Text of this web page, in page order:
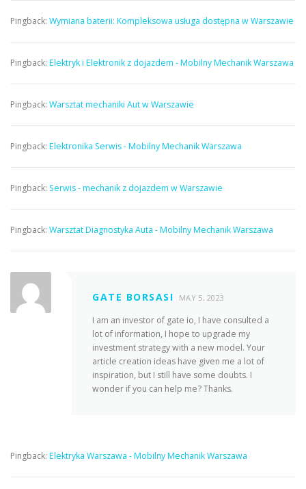
Pingback: Wymiana baterii: Kompleksowa usługa dostępna w Warszawie
Pingback: Elektryk i Elektronik z dojazdem - Mobilny Mechanik Warszawa
Pingback: Warsztat mechaniki Aut w Warszawie
Pingback: Elektronika Serwis - Mobilny Mechanik Warszawa
Pingback: Serwis - mechanik z dojazdem w Warszawie
Pingback: Warsztat Diagnostyka Auta - Mobilny Mechanik Warszawa
GATE BORSASI MAY 5, 2023
I am an investor of gate io, I have consulted a
lot of information, I hope to upgrade my
investment strategy with a new model. Your
article creation ideas have given me a lot of
inspiration, but I still have some doubts. I
wonder if you can help me? Thanks.
Pingback: Elektryka Warszawa - Mobilny Mechanik Warszawa